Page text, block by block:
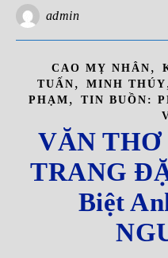
admin
CAO MỴ NHÂN ,
TUẤN , MINH THÚY
PHẠM , TIN BUỒN:
VĂN
TRANG
Biệt